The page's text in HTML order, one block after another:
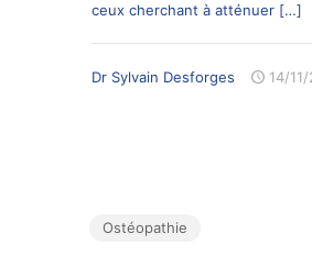
ceux cherchant à atténuer […]
Dr Sylvain Desforges 14/
Ostéopathie